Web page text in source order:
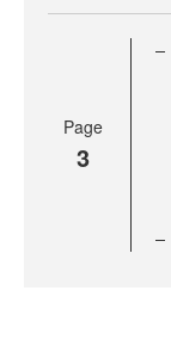
Page
3